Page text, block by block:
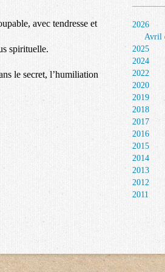
avec tendresse et
spirituelle.
le secret, l’humiliation
2026
Avril
2025
2024
2022
2020
2019
2018
2017
2016
2015
2014
2013
2012
2011